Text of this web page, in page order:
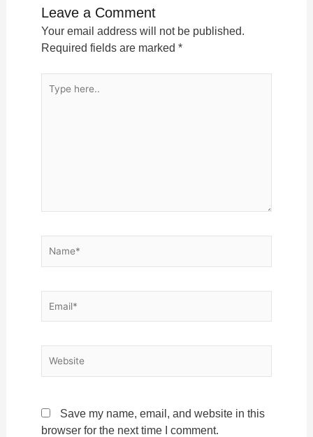
Leave a Comment
Your email address will not be published.
Required fields are marked *
here..
Save my name, email, and website in this
browser for the next time I comment.